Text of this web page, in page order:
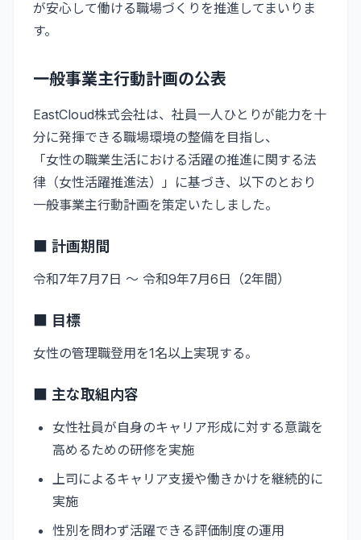
が安心して働ける職場づくりを推進してまいりま
す。
一般事業主行動計画の公表
EastCloud株式会社は、社員一人ひとりが能力を十
分に発揮できる職場環境の整備を目指し、
「女性の職業生活における活躍の推進に関する法
律（女性活躍推進法）」に基づき、以下のとおり
一般事業主行動計画を策定いたしました。
■ 計画期間
令和7年7月7日 ～ 令和9年7月6日（2年間）
■ 目標
女性の管理職登用を1名以上実現する。
■ 主な取組内容
女性社員が自身のキャリア形成に対する意識を
高めるための研修を実施
上司によるキャリア支援や働きかけを継続的に
実施
性別を問わず活躍できる評価制度の運用